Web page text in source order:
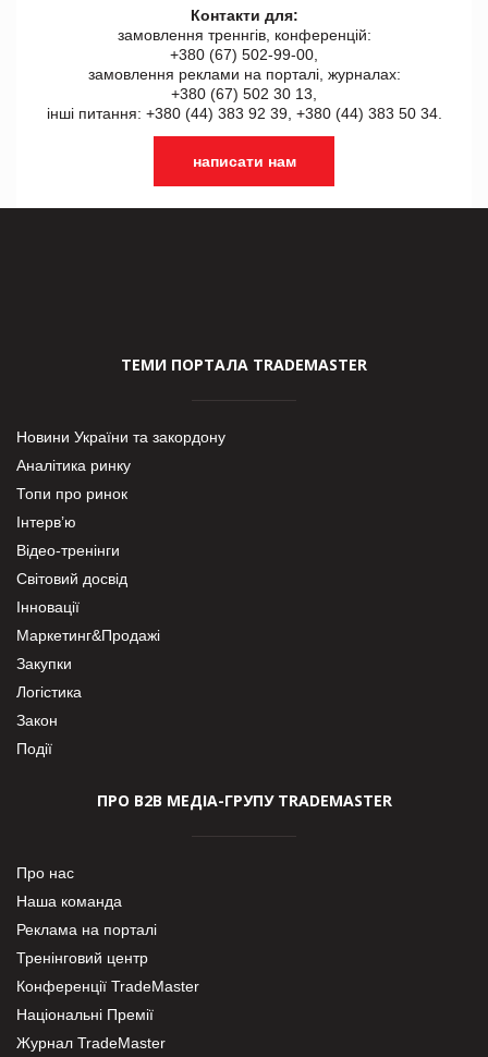
Контакти для:
замовлення треннгів, конференцій:
+380 (67) 502-99-00,
замовлення реклами на порталі, журналах:
+380 (67) 502 30 13,
інші питання: +380 (44) 383 92 39, +380 (44) 383 50 34.
написати нам
ТЕМИ ПОРТАЛА TRADEMASTER
Новини України та закордону
Аналітика ринку
Топи про ринок
Інтерв’ю
Відео-тренінги
Світовий досвід
Інновації
Маркетинг&Продажі
Закупки
Логістика
Закон
Події
ПРО В2В МЕДІА-ГРУПУ TRADEMASTER
Про нас
Наша команда
Реклама на порталі
Тренінговий центр
Конференції TradeMaster
Національні Премії
Журнал TradeMaster